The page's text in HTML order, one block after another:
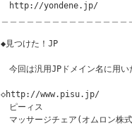
http://yondene.jp/
◆見つけた！JP　　　　　　
今回は汎用JPドメイン名に用い
◇http://www.pisu.jp/
ピーィス
マッサージチェア(オムロン株